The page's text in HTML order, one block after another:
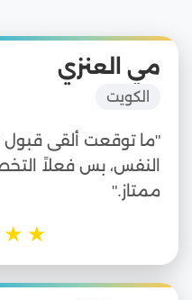
مي العنزي
الكويت
"ما توقعت ألقى قبول
النفس، بس فعلاً
ممتاز."
★
★